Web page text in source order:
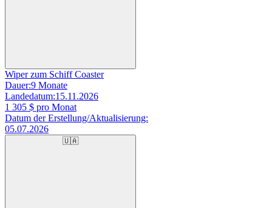
Wiper zum Schiff Coaster
Dauer:9 Monate
Landedatum:15.11.2026
1 305 $ pro Monat
Datum der Erstellung/Aktualisierung:
05.07.2026
🇺🇦